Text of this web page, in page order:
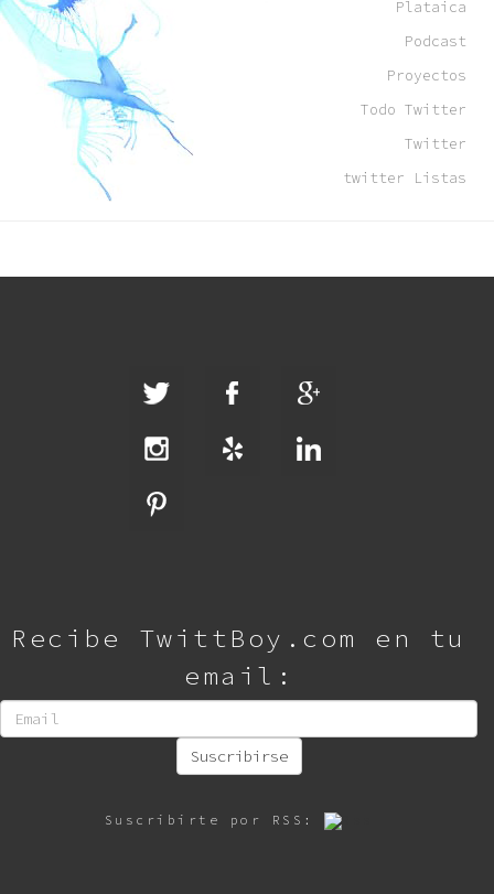
Plataica
Podcast
Proyectos
Todo Twitter
Twitter
twitter Listas
Recibe TwittBoy.com en tu
email:
Suscribirse
Suscribirte por RSS: